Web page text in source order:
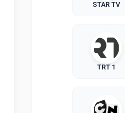
STAR TV
TRT 1